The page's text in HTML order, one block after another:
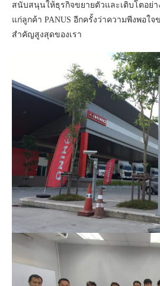
สนับสนุนให้ธุรกิจขยายตัวและเติบโตอย่า
แก่ลูกค้า PANUS อีกครั้งว่าความพีงพอใ
สำคัญสูงสุดของเรา